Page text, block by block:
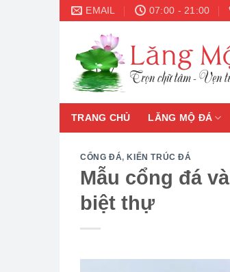
Skip
content
EMAIL 07:00 - 21:00
TRANG CHỦ LĂNG MỘ ĐÁ
CỔNG ĐÁ, KIẾN TRÚC ĐÁ
Mẫu cổng đá
biệt thự